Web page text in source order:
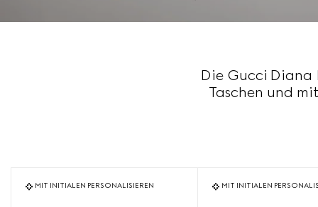
Die Gucci Diana
Taschen und
MIT INITIALEN PERSONALISIEREN MIT INITIALEN